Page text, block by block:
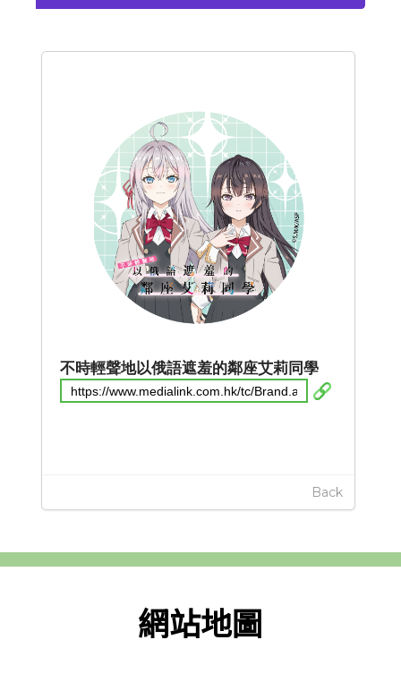
不時輕聲地以俄語遮羞的鄰座艾莉同學
Back
網站地圖